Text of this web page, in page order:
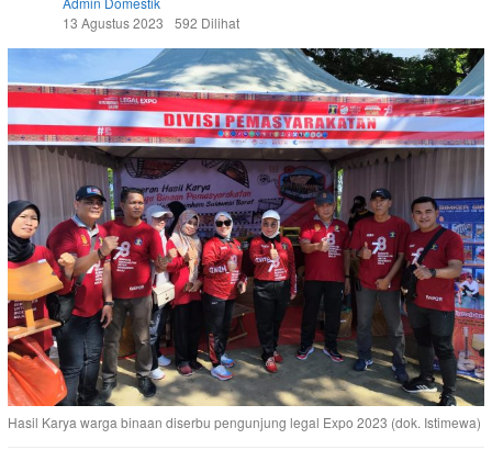
13 Agustus 2023
592 Dilihat
Hasil Karya warga binaan diserbu pengunjung legal Expo 2023 (dok. Istimewa)